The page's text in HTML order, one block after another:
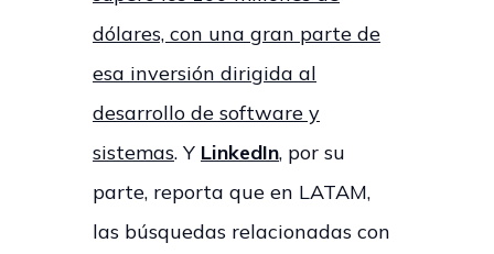
dólares, con una gran parte de
esa inversión dirigida al
desarrollo de software y
sistemas. Y LinkedIn, por su
parte, reporta que en LATAM,
las búsquedas relacionadas con